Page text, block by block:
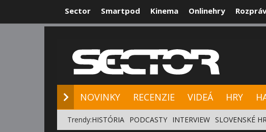
Sector Smartpod Kinema Onlinehry
NOVINKY RECENZIE VIDEÁ HRY
Trendy:HISTÓRIA PODCASTY INTERVIEW SLOVENSKÉ